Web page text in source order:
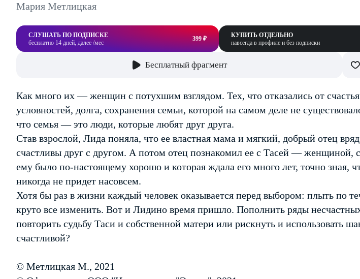
Мария Метлицкая
СЛУШАТЬ ПО ПОДПИСКЕ
бесплатно 14 дней, далее /мес
399 ₽
КУПИТЬ ОТДЕЛЬНО
навсегда в профиле и без подписки
Бесплатный фрагмент
Как много их — женщин с потухшим взглядом. Тех, что отказались от
условностей, долга, сохранения семьи, которой на самом деле не
что семья — это люди, которые любят друг друга.
Став взрослой, Лида поняла, что ее властная мама и мягкий, добрый отец
счастливы друг с другом. А потом отец познакомил ее с Тасей — женщиной,
ему было по-настоящему хорошо и которая ждала его много лет, точно зная,
никогда не придет насовсем.
Хотя бы раз в жизни каждый человек оказывается перед выбором: плыть по
круто все изменить. Вот и Лидино время пришло. Пополнить ряды
повторить судьбу Таси и собственной матери или рискнуть и использовать
счастливой?
© Метлицкая М., 2021